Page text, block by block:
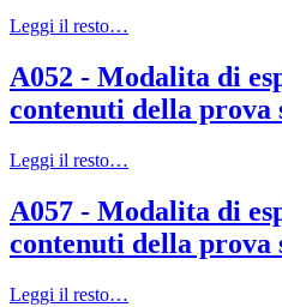
Leggi il resto…
A052 - Modalita di
contenuti della
Leggi il resto…
A057 - Modalita di
contenuti della prova
Leggi il resto…